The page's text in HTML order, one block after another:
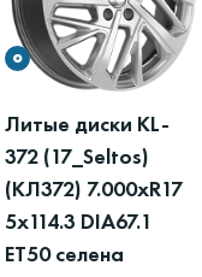
Литые диски KL-
372 (17_Seltos)
(КЛ372) 7.000xR17
5x114.3 DIA67.1
ET50 селена